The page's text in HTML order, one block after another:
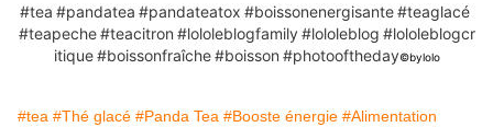
#tea #pandatea #pandateatox #boissonenergisante#teaglacé
#teapeche #teacitron #lololeblogfamily #lololeblog #lololeblogcr
itique #boissonfraîche #boisson #photooftheday©️bylolo
#tea #Thé glacé #Panda Tea #Booste énergie #Alimentation